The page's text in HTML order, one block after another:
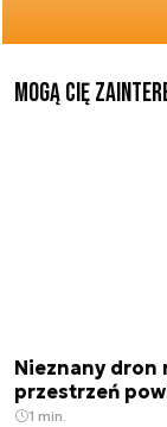
Mogą Cię
Nieznany dron
przestrzeń
1 min.